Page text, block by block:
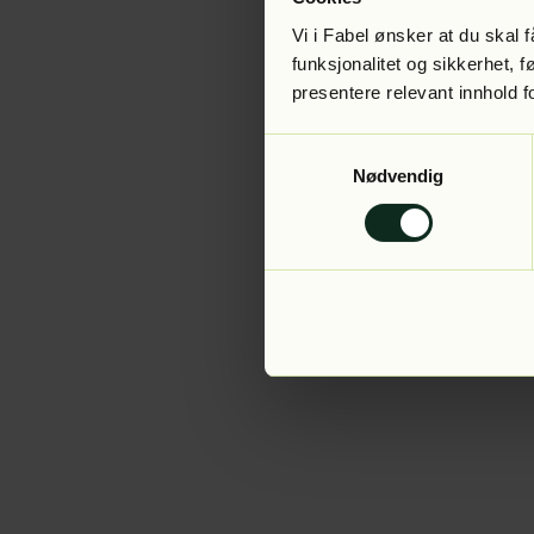
Vi i Fabel ønsker at du skal
funksjonalitet og sikkerhet,
presentere relevant innhold
Nødvendig
Application